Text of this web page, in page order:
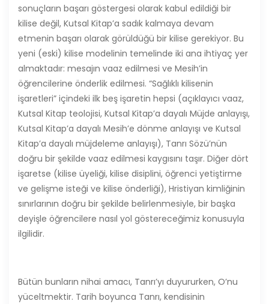
sonuçların başarı göstergesi olarak kabul edildiği bir
kilise değil, Kutsal Kitap’a sadık kalmaya devam
etmenin başarı olarak görüldüğü bir kilise gerekiyor. Bu
yeni (eski) kilise modelinin temelinde iki ana ihtiyaç yer
almaktadır: mesajın vaaz edilmesi ve Mesih’in
öğrencilerine önderlik edilmesi. “Sağlıklı kilisenin
işaretleri” içindeki ilk beş işaretin hepsi (açıklayıcı vaaz,
Kutsal Kitap teolojisi, Kutsal Kitap’a dayalı Müjde anlayışı,
Kutsal Kitap’a dayalı Mesih’e dönme anlayışı ve Kutsal
Kitap’a dayalı müjdeleme anlayışı), Tanrı Sözü’nün
doğru bir şekilde vaaz edilmesi kaygısını taşır. Diğer dört
işaretse (kilise üyeliği, kilise disiplini, öğrenci yetiştirme
ve gelişme isteği ve kilise önderliği), Hristiyan kimliğinin
sınırlarının doğru bir şekilde belirlenmesiyle, bir başka
deyişle öğrencilere nasıl yol göstereceğimiz konusuyla
ilgilidir.
Bütün bunların nihai amacı, Tanrı’yı duyururken, O’nu
yüceltmektir. Tarih boyunca Tanrı, kendisinin